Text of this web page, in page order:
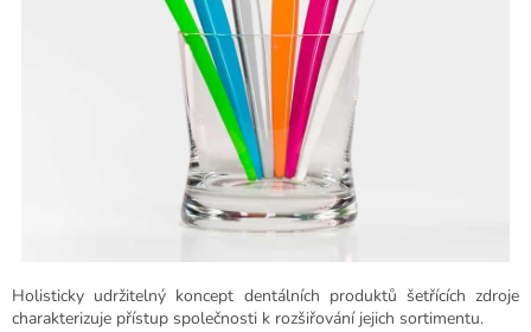
Holisticky udržitelný koncept dentálních produktů šetřících zdroje
charakterizuje přístup společnosti k rozšiřování jejich sortimentu.